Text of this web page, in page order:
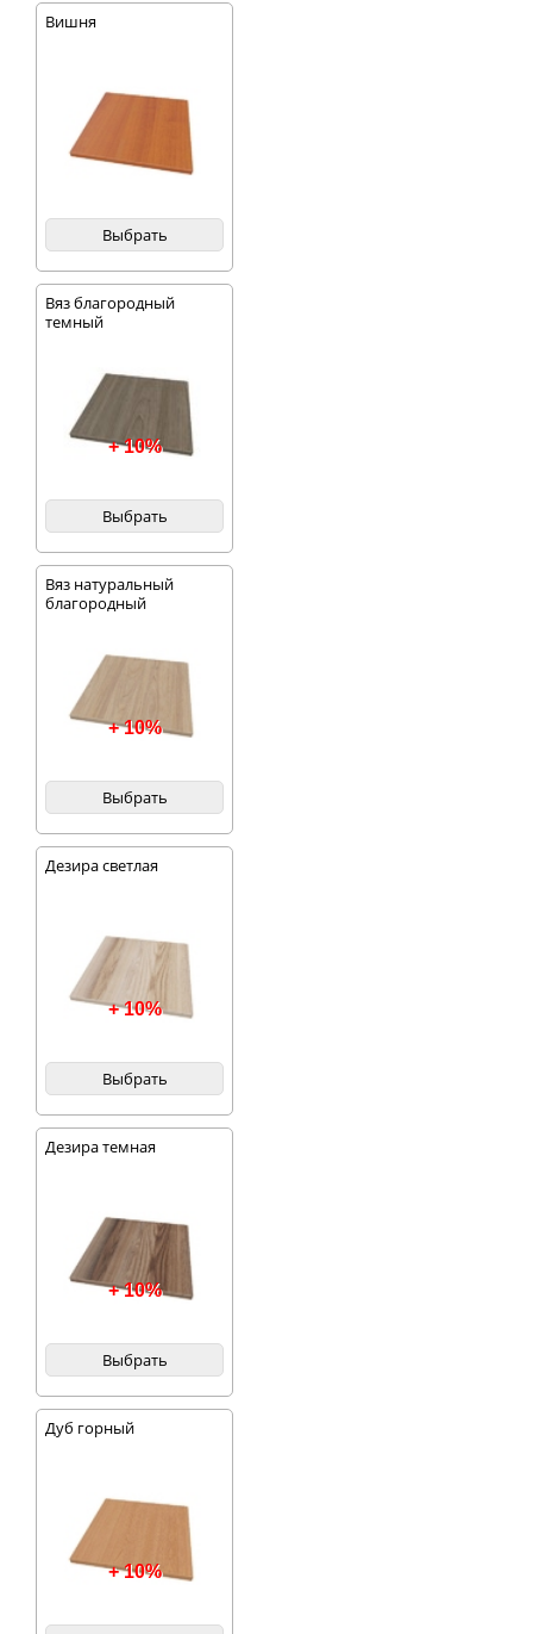
Вишня
Выбрать
Вяз благородный
темный
+ 10%
Выбрать
Вяз натуральный
благородный
+ 10%
Выбрать
Дезира светлая
+ 10%
Выбрать
Дезира темная
+ 10%
Выбрать
Дуб горный
+ 10%